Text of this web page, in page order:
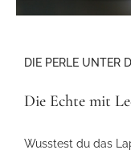
DIE PERLE UNTER
Die Echte mit
Wusstest du das